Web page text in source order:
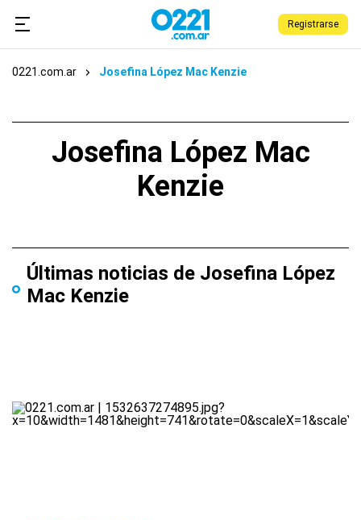
Registrarse
0221.com.ar Josefina López Mac Kenzie
Josefina López Mac
Kenzie
Últimas noticias de Josefina López
Mac Kenzie